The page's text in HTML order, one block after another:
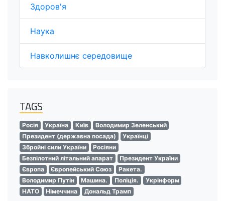
Здоров'я
Наука
Навколишнє середовище
TAGS
Росія Україна Київ
Володимир Зеленський
Президент (державна посада)
Українці
Збройні сили України
Росіяни
Безпілотний літальний апарат
Президент України
Європа
Європейський Союз
Ракета.
Володимир Путін
Машина. Поліція.
Укрінформ
НАТО
Німеччина Дональд Трамп